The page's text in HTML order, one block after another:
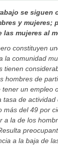
se siguen
y mujeres;
las mujeres al
constituyen
la comunidad
tienen
hombres de
un empleo
tasa de actividad
más del 49 por
a la de los
a la baja de